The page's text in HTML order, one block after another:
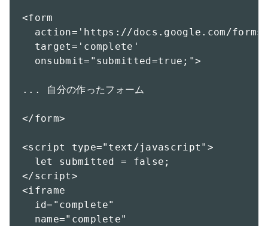
<form
action='https://docs.google.com/
  target='complete'
  onsubmit="submitted=true;">
... 自分の作ったフォーム
</form>
<script type="text/javascript">
  let submitted = false;
</script>
<iframe
  id="complete"
  name="complete"